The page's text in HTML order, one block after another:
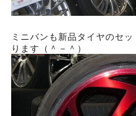
ミニバンも新品タイヤのセ
ります（＾－＾）